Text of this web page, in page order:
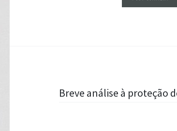
PostBreve análise à proteção